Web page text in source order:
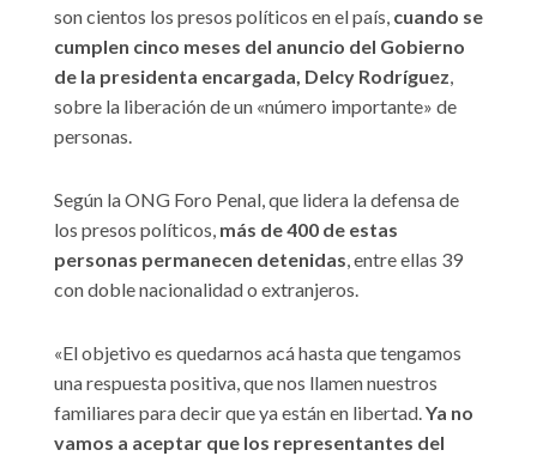
son cientos los presos políticos en el país, cuando se
cumplen cinco meses del anuncio del Gobierno
de la presidenta encargada, Delcy Rodríguez,
sobre la liberación de un «número importante» de
personas.
Según la ONG Foro Penal, que lidera la defensa de
los presos políticos, más de 400 de estas
personas permanecen detenidas, entre ellas 39
con doble nacionalidad o extranjeros.
«El objetivo es quedarnos acá hasta que tengamos
una respuesta positiva, que nos llamen nuestros
familiares para decir que ya están en libertad.Ya no
vamos a aceptar que los representantes del